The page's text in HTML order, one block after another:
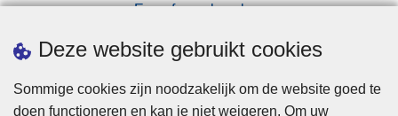
Deze website gebruikt cookies
Sommige cookies zijn noodzakelijk om de website goed te
doen functioneren en kan je niet weigeren. Om uw
Een afspraak maken